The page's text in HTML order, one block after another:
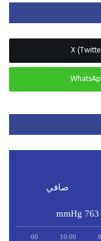
X
صافي
763
mmHg
10:00
11:00